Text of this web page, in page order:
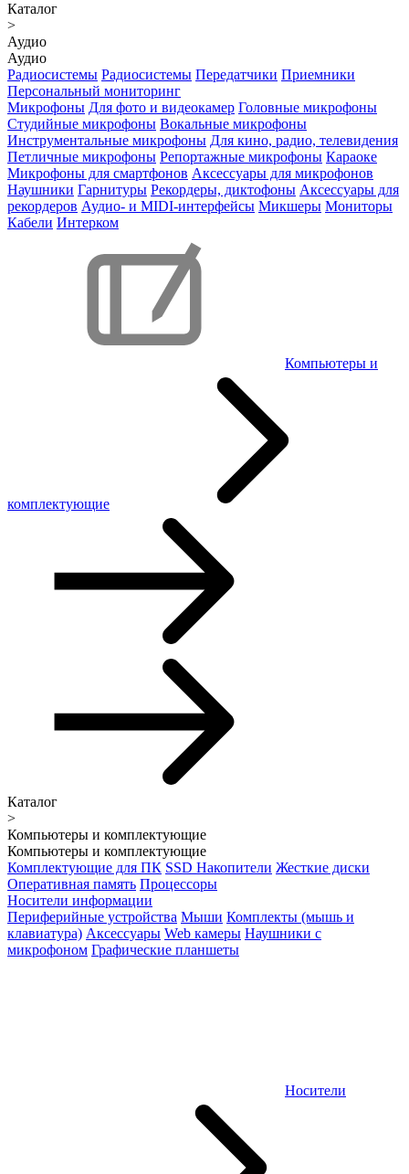
Каталог
>
Аудио
Аудио
Радиосистемы Радиосистемы Передатчики Приемники
Персональный мониторинг
Микрофоны Для фото и видеокамер Головные микрофоны
Студийные микрофоны Вокальные микрофоны
Инструментальные микрофоны Для кино, радио, телевидения
Петличные микрофоны Репортажные микрофоны Караоке
Микрофоны для смартфонов Аксессуары для микрофонов
Наушники Гарнитуры Рекордеры, диктофоны Аксессуары для
рекордеров Аудио- и MIDI-интерфейсы Микшеры Мониторы
Кабели Интерком
Компьютеры и
комплектующие
Каталог
>
Компьютеры и комплектующие
Компьютеры и комплектующие
Комплектующие для ПК SSD Накопители Жесткие диски
Оперативная память Процессоры
Носители информации
Периферийные устройства Мыши Комплекты (мышь и
клавиатура) Аксессуары Web камеры Наушники с
микрофоном Графические планшеты
Носители